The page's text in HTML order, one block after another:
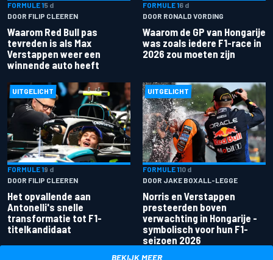
FORMULE 15 d
DOOR FILIP CLEEREN
Waarom Red Bull pas
tevreden is als Max
Verstappen weer een
winnende auto heeft
FORMULE 16 d
DOOR RONALD VORDING
Waarom de GP van Hongarije
was zoals iedere F1-race in
2026 zou moeten zijn
UITGELICHT
FORMULE 19 d
DOOR FILIP CLEEREN
Het opvallende aan
Antonelli's snelle
transformatie tot F1-
titelkandidaat
UITGELICHT
FORMULE 110 d
DOOR JAKE BOXALL-LEGGE
Norris en Verstappen
presteerden boven
verwachting in Hongarije -
symbolisch voor hun F1-
seizoen 2026
BEKIJK MEER